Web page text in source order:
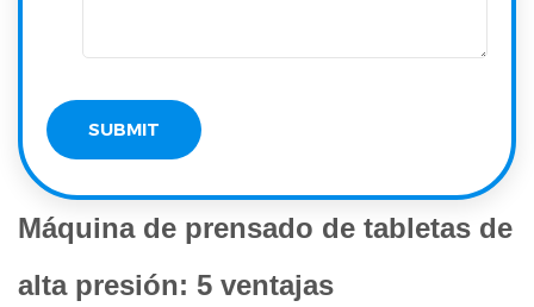
Máquina de prensado de tabletas de
alta presión: 5 ventajas